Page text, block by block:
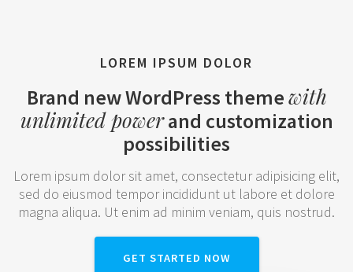
LOREM IPSUM DOLOR
Brand new WordPress themewith
unlimited powerand customization
possibilities
Lorem ipsum dolor sit amet, consectetur adipisicing elit,
sed do eiusmod tempor incididunt ut labore et dolore
magna aliqua. Ut enim ad minim veniam, quis nostrud.
GET STARTED NOW